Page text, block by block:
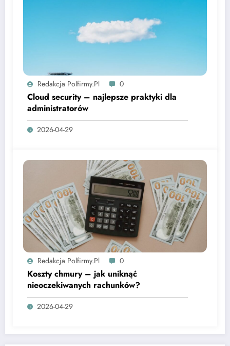
Redakcja Polfirmy.pl 0
Cloud security – najlepsze praktyki dla
administratorów
2026-04-29
Redakcja Polfirmy.pl 0
Koszty chmury – jak uniknąć
nieoczekiwanych rachunków?
2026-04-29